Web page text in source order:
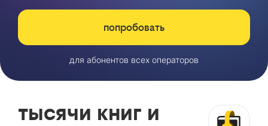
попробовать
для абонентов всех операторов
тысячи книг и